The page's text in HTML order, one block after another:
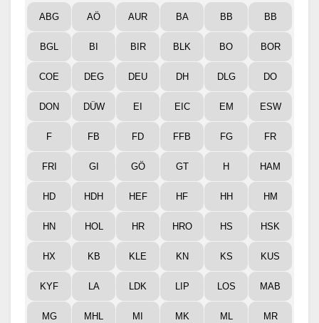
ABG AÖ AUR BA BB BB
BGL BI BIR BLK BO BOR
COE DEG DEU DH DLG DO
DON DÜW EI EIC EM ESW
F FB FD FFB FG FR
FRI GI GÖ GT H HAM
HD HDH HEF HF HH HM
HN HOL HR HRO HS HSK
HX KB KLE KN KS KUS
KYF LA LDK LIP LOS MAB
MG MHL MI MK ML MR